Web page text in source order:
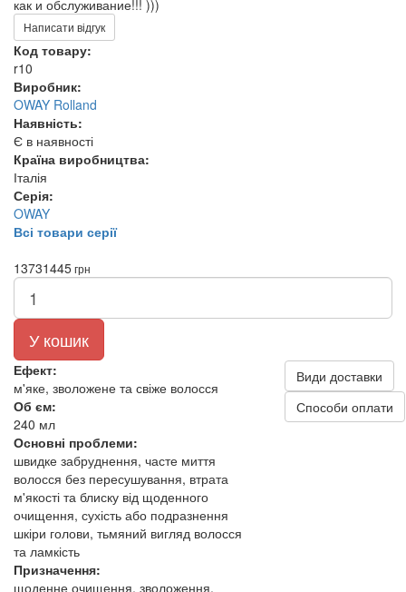
как и обслуживание!!! )))
Написати відгук
Код товару:
r10
Виробник:
OWAY Rolland
Наявність:
Є в наявності
Країна виробництва:
Італія
Серія:
OWAY
Всі товари серії
13731445грн
У кошик
Ефект:
м'яке, зволожене та свіже волосся
Об єм:
240 мл
Основні проблеми:
швидке забруднення, часте миття
волосся без пересушування, втрата
м'якості та блиску від щоденного
очищення, сухість або подразнення
шкіри голови, тьмяний вигляд волосся
та ламкість
Призначення:
щоденне очищення, зволоження,
Види доставки
Способи оплати